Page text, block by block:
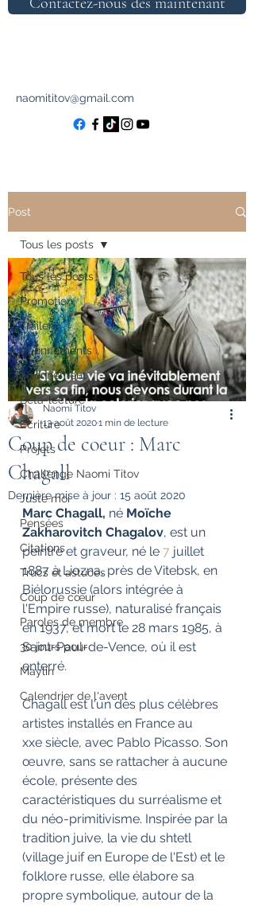
naomititov@gmail.com
Post
Tous les posts
Promotion
Trailer
Abonnements
Abonnement
Bêta-lecture
Ecriture
Projets
Challenge Naomi Titov
Juste moi
Pensées
Citations
Trucs et astuces
Coup de cœur
Paroles de membre
30 jours pour
Maylin
Calendrier de l'avent
Tous les posts
Coup de coeur : Marc
Chagall
Naomi Titov
13 août 20201 min de lecture
Dernière mise à jour : 15 août 2020
Marc Chagall, né Moïche
Zakharovitch Chagalov, est un
peintre et graveur, né le 7 juillet
1887 à Liozna, près de Vitebsk, en
Biélorussie (alors intégrée à
l'Empire russe), naturalisé français
en 1937, et mort le 28 mars 1985, à
Saint-Paul-de-Vence, où il est
enterré.
Chagall est l'un des plus célèbres
artistes installés en France au
xxe siècle, avec Pablo Picasso. Son
œuvre, sans se rattacher à aucune
école, présente des
caractéristiques du surréalisme et
du néo-primitivisme. Inspirée par la
tradition juive, la vie du shtetl
(village juif en Europe de l'Est) et le
folklore russe, elle élabore sa
propre symbolique, autour de la